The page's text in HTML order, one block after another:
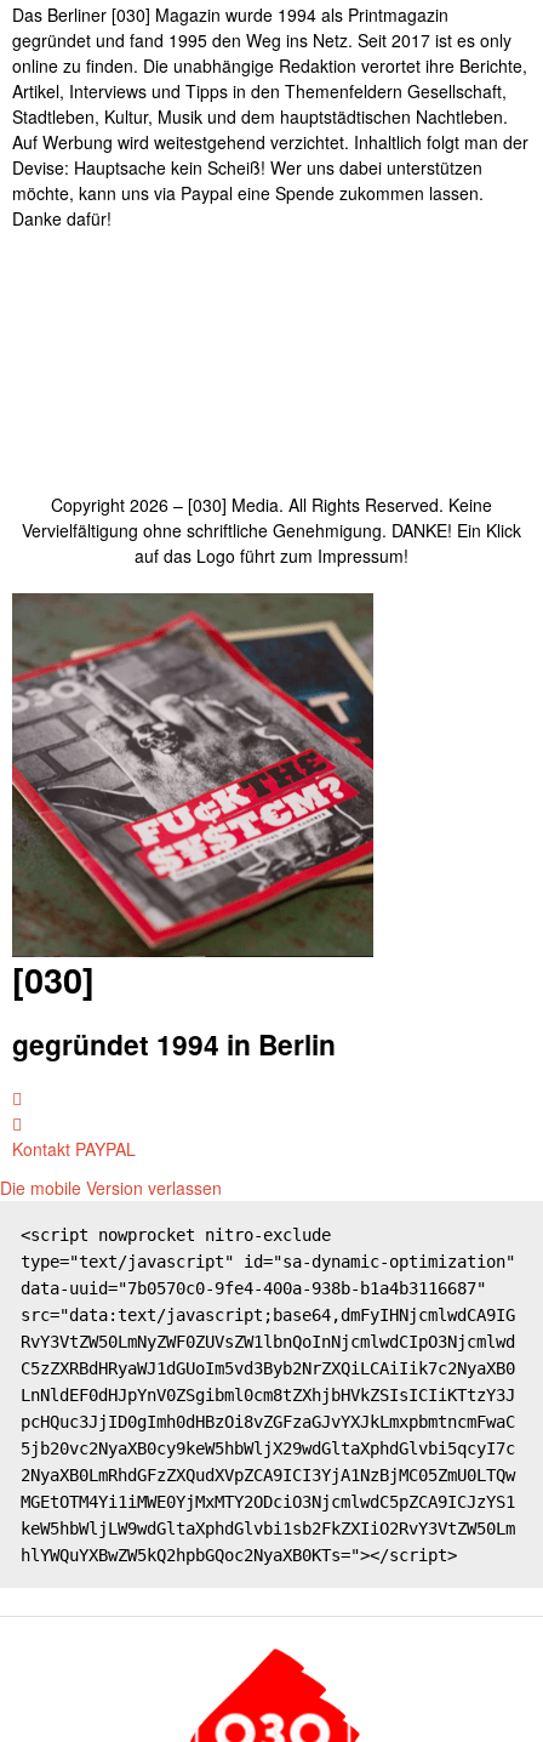
Das Berliner [030] Magazin wurde 1994 als Printmagazin
gegründet und fand 1995 den Weg ins Netz. Seit 2017 ist es only
online zu finden. Die unabhängige Redaktion verortet ihre Berichte,
Artikel, Interviews und Tipps in den Themenfeldern Gesellschaft,
Stadtleben, Kultur, Musik und dem hauptstädtischen Nachtleben.
Auf Werbung wird weitestgehend verzichtet. Inhaltlich folgt man der
Devise: Hauptsache kein Scheiß! Wer uns dabei unterstützen
möchte, kann uns via Paypal eine Spende zukommen lassen.
Danke dafür!
Copyright 2026 – [030] Media. All Rights Reserved. Keine
Vervielfältigung ohne schriftliche Genehmigung. DANKE! Ein Klick
auf das Logo führt zum Impressum!
[030]
gegründet 1994 in Berlin
Kontakt PAYPAL
Die mobile Version verlassen
<script nowprocket nitro-exclude
type="text/javascript" id="sa-dynamic-optimization"
data-uuid="7b0570c0-9fe4-400a-938b-b1a4b3116687"
src="data:text/javascript;base64,dmFyIHNjcmlwdCA9IG
RvY3VtZW50LmNyZWF0ZUVsZW1lbnQoInNjcmlwdCIpO3Njcmlwd
C5zZXRBdHRyaWJ1dGUoIm5vd3Byb2NrZXQiLCAiIik7c2NyaXB0
LnNldEF0dHJpYnV0ZSgibml0cm8tZXhjbHVkZSIsICIiKTtzY3J
pcHQuc3JjID0gImh0dHBzOi8vZGFzaGJvYXJkLmxpbmtncmFwaC
5jb20vc2NyaXB0cy9keW5hbWljX29wdGltaXphdGlvbi5qcyI7c
2NyaXB0LmRhdGFzZXQudXVpZCA9ICI3YjA1NzBjMC05ZmU0LTQw
MGEtOTM4Yi1iMWE0YjMxMTY2ODciO3NjcmlwdC5pZCA9ICJzYS1
keW5hbWljLW9wdGltaXphdGlvbi1sb2FkZXIiO2RvY3VtZW50Lm
hlYWQuYXBwZW5kQ2hpbGQoc2NyaXB0KTs="></script>